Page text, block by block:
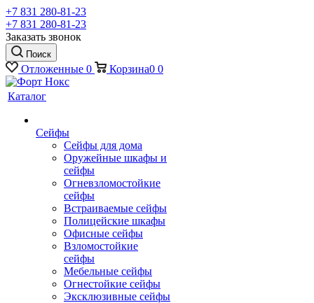
+7 831 280-81-23
+7 831 280-81-23
Заказать звонок
Поиск
Отложенные 0 Корзина0 0
Каталог
Сейфы
Сейфы для дома
Оружейные шкафы и
сейфы
Огневзломостойкие
сейфы
Встраиваемые сейфы
Полицейские шкафы
Офисные сейфы
Взломостойкие
сейфы
Мебельные сейфы
Огнестойкие сейфы
Эксклюзивные сейфы